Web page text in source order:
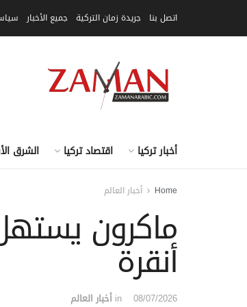
اتصل بنا جريدة زمان التركية جميع الأخبار
أخبار تركيا اقتصاد تركيا الشرق
Home أخبار العالم
ماكرون
أنقرة
08/07/2026
in أخبار العالم